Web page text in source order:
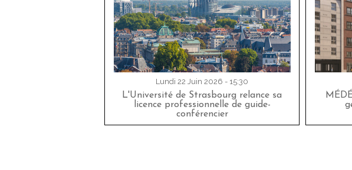
Lundi 22 Juin 2026 - 15:30
L'Université de Strasbourg relance sa
licence professionnelle de guide-
conférencier